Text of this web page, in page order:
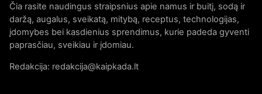
Čia rasite naudingus straipsnius apie namus ir buitį, sodą ir
daržą, augalus, sveikatą, mitybą, receptus, technologijas,
įdomybes bei kasdienius sprendimus, kurie padeda gyventi
paprasčiau, sveikiau ir įdomiau.
Redakcija: redakcija@kaipkada.lt